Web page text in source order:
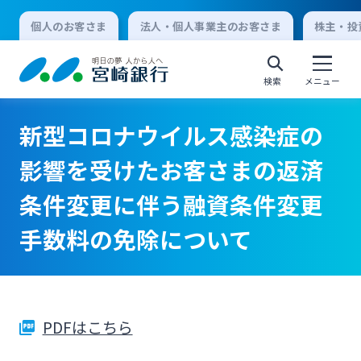
個人のお客さま 法人・個人事業主のお客さま 株主・
検索 メニュー
個人向けインターネットバンキング
ログオン
法人向けインターネットバンキング
新型コロナウイルス感染症の
影響を受けたお客さまの返済
条件変更に伴う融資条件変更
手数料の免除について
PDFはこちら